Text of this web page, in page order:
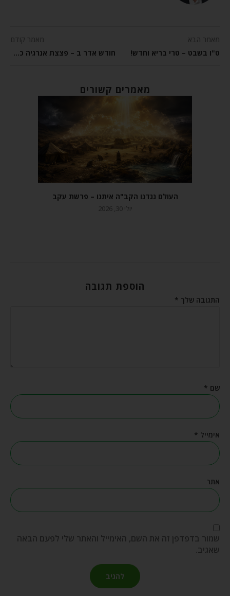
מאמר הבא
ט"ו בשבט – טרי בריא וחדש!
מאמר קודם
חודש אדר ב – פצצת אנרגיה כפולה!
מאמרים קשורים
העולם נגדנו הקב"ה איתנו – פרשת עקב
יולי 30, 2026
הוספת תגובה
התגובה שלך *
שם *
אימייל *
אתר
שמור בדפדפן זה את השם, האימייל והאתר שלי לפעם הבאה
שאגיב.